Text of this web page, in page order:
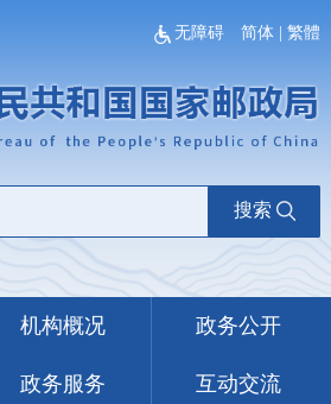
无障碍 简体 |繁體
搜索
机构概况 政务公开
政务服务 互动交流